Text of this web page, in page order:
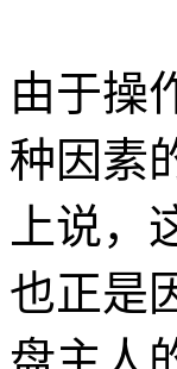
由于操
种因素
上说
也正是